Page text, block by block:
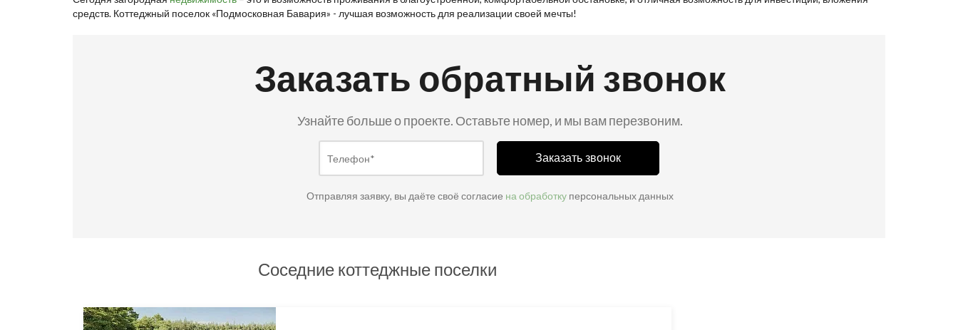
средств. Коттеджный поселок «Подмосковная Бавария» - лучшая возможность для реализации своей мечты!
Заказать обратный звонок
Узнайте больше о проекте. Оставьте номер, и мы вам перезвоним.
Заказать звонок
Отправляя заявку, вы даёте своё согласие на обработкуперсональных данных
Соседние коттеджные поселки